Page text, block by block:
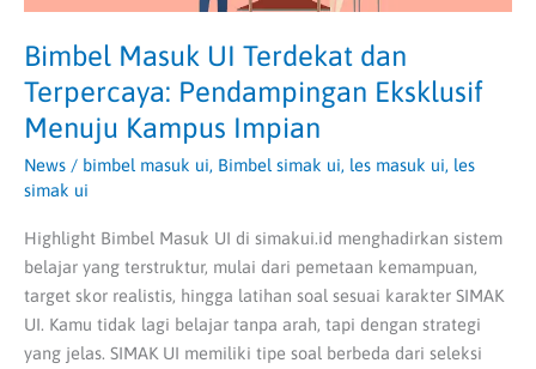
Bimbel Masuk UI Terdekat dan
Terpercaya: Pendampingan Eksklusif
Menuju Kampus Impian
News / bimbel masuk ui, Bimbel simak ui, les masuk ui, les
simak ui
Highlight Bimbel Masuk UI di simakui.id menghadirkan sistem
belajar yang terstruktur, mulai dari pemetaan kemampuan,
target skor realistis, hingga latihan soal sesuai karakter SIMAK
UI. Kamu tidak lagi belajar tanpa arah, tapi dengan strategi
yang jelas. SIMAK UI memiliki tipe soal berbeda dari seleksi